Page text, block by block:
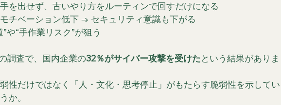
を出せず、古いやり方をルーティンで回すだけになる
チベーション低下 → セキュリティ意識も下がる
や“手作業リスク”が狙う
調査で、国内企業の32％がサイバー攻撃を受けたという結果がありま
性だけではなく「人・文化・思考停止」がもたらす脆弱性を示してい
か。